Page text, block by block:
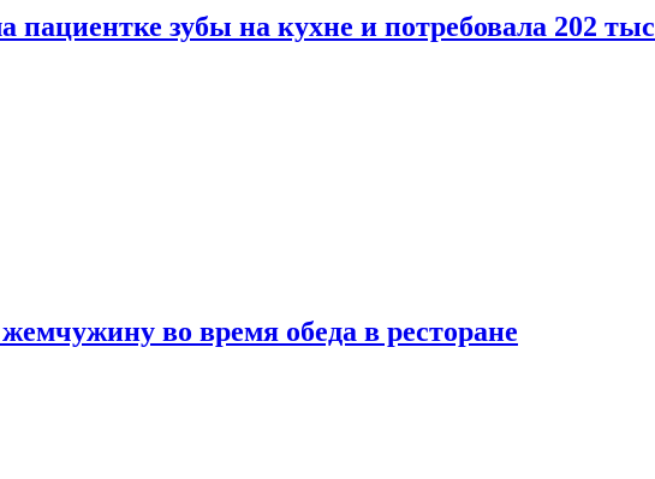
зубы на кухне и потребовала 202
во время обеда в ресторане